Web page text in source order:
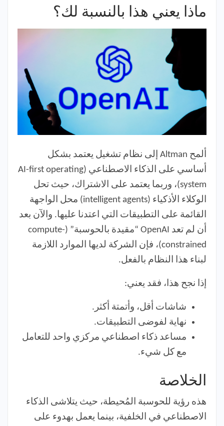
ماذا يعني هذا بالنسبة لك؟
ألمح Altman إلى نظام تشغيل يعتمد بشكل
أساسي على الذكاء الاصطناعي (AI-first operating
system)، وربما يعتمد على الاشتراك، حيث تحل
الوكلاء الأذكياء (intelligent agents) محل الواجهة
القائمة على التطبيقات التي اعتدنا عليها. والآن بعد
أن لم تعد OpenAI “مقيدة بالحوسبة” (compute-
constrained)، فإن الشركة لديها الموارد اللازمة
لبناء هذا النظام بالفعل.
إذا نجح هذا، فقد يعني:
شاشات أقل، وأتمتة أكثر.
نهاية لفوضى التطبيقات.
مساعد ذكاء اصطناعي مركزي واحد للتعامل
مع كل شيء.
الخلاصة
هذه رؤية للحوسبة المُحيطة، حيث يتلاشى الذكاء
الاصطناعي في الخلفية، بينما يعمل بهدوء على